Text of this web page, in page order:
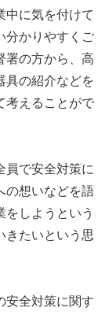
中に気を付けて
分かりやすくご
署の方から、高
具の紹介などを
考えることがで
で安全対策に
の想いなどを語
をしようという
きたいという思
安全対策に関す